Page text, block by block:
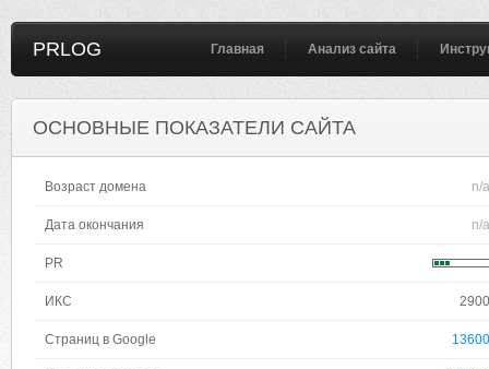
PRLOG Главная Анализ сайта
ОСНОВНЫЕ ПОКАЗАТЕЛИ САЙТА
Возраст домена n/a
Дата окончания n/a
PR
ИКС 2900
Страниц в Google 13600